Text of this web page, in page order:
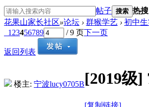
帖子 搜索 热
花果山家长社区»论坛 › 群猴学艺 › 初中
1 23456789 / 9 页下一页
返回列表
楼主: 宁波lucy0705B[2019级]
[复制链接]